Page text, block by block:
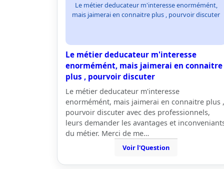
Le métier deducateur m'interesse enormémént,
mais jaimerai en connaitre plus , pourvoir discuter
Le métier deducateur m'interesse
enormémént, mais jaimerai en connaitre
plus , pourvoir discuter
Le métier deducateur m'interesse
enormémént, mais jaimerai en connaitre plus ,
pourvoir discuter avec des professionnels,
leurs demander les avantages et
du métier. Merci de me…
Voir l'Question